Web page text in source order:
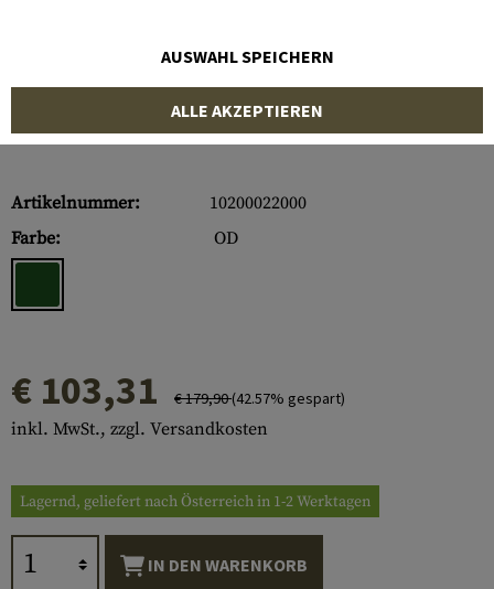
Artikelnummer:
10200022000
Farbe:
OD
€ 103,31 € 179,90(42.57% gespart)
inkl. MwSt., zzgl. Versandkosten
Lagernd, geliefert nach Österreich in 1-2 Werktagen
IN DEN WARENKORB
AUSWAHL SPEICHERN
ALLE AKZEPTIEREN